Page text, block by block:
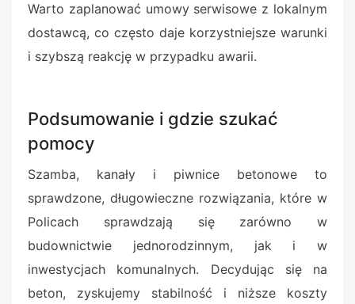
Warto zaplanować umowy serwisowe z lokalnym
dostawcą, co często daje korzystniejsze warunki
i szybszą reakcję w przypadku awarii.
Podsumowanie i gdzie szukać
pomocy
Szamba, kanały i piwnice betonowe to
sprawdzone, długowieczne rozwiązania, które w
Policach sprawdzają się zarówno w
budownictwie jednorodzinnym, jak i w
inwestycjach komunalnych. Decydując się na
beton, zyskujemy stabilność i niższe koszty